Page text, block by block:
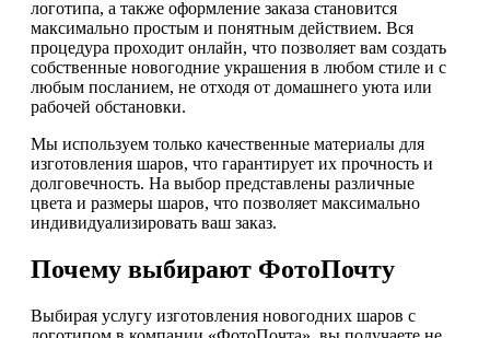
логотипа, а также оформление заказа становится
максимально простым и понятным действием. Вся
процедура проходит онлайн, что позволяет вам создать
собственные новогодние украшения в любом стиле и с
любым посланием, не отходя от домашнего уюта или
рабочей обстановки.
Мы используем только качественные материалы для
изготовления шаров, что гарантирует их прочность и
долговечность. На выбор представлены различные
цвета и размеры шаров, что позволяет максимально
индивидуализировать ваш заказ.
Почему выбирают ФотоПочту
Выбирая услугу изготовления новогодних шаров с